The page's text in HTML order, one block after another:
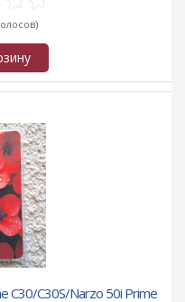
C30/C30S/Narzo 50i Prime